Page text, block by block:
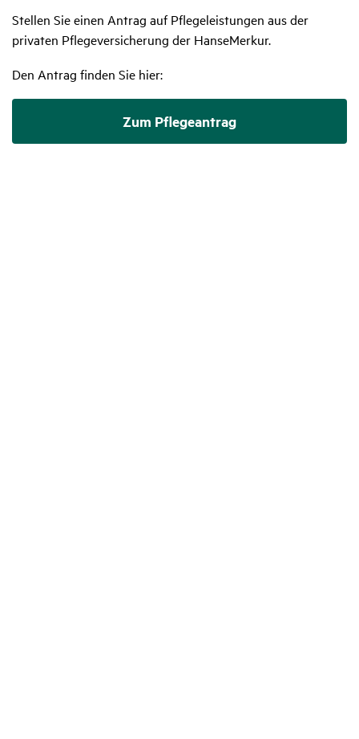
Stellen Sie einen Antrag auf Pflegeleistungen aus der
privaten Pflegeversicherung der HanseMerkur.
Den Antrag finden Sie hier:
Zum Pflegeantrag